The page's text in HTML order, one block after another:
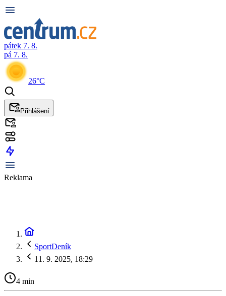
pátek 7. 8.
pá 7. 8.
26°C
Přihlášení
Reklama
SportDeník
11. 9. 2025, 18:29
4 min